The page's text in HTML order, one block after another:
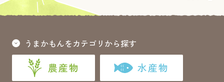
うまかもんをカテゴリから探す
農産物 水産物